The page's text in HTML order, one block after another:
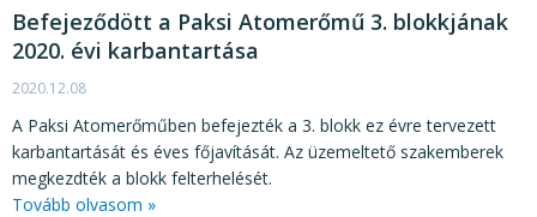
Befejeződött a Paksi Atomerőmű 3. blokkjának
2020. évi karbantartása
2020.12.08
A Paksi Atomerőműben befejezték a 3. blokk ez évre tervezett
karbantartását és éves főjavítását. Az üzemeltető szakemberek
megkezdték a blokk felterhelését.
Tovább olvasom »